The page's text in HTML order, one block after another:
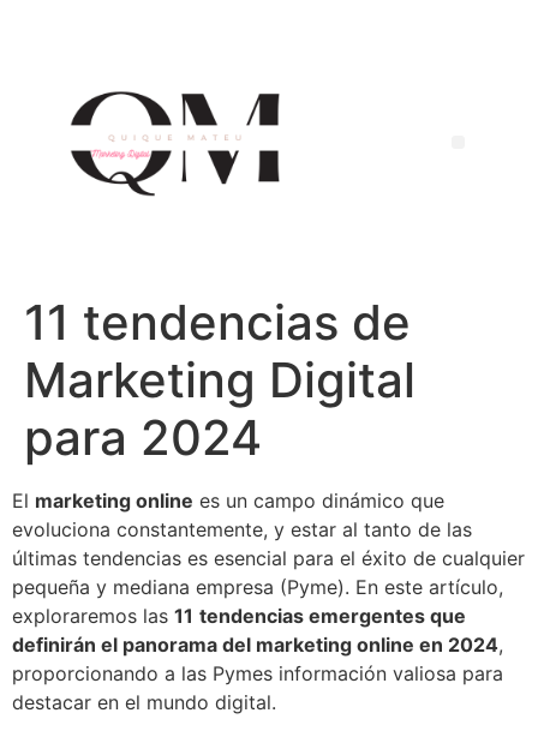
11 tendencias de
Marketing Digital
para 2024
El marketing online es un campo dinámico que
evoluciona constantemente, y estar al tanto de las
últimas tendencias es esencial para el éxito de cualquier
pequeña y mediana empresa (Pyme). En este artículo,
exploraremos las 11 tendencias emergentes que
definirán el panorama del marketing online en 2024,
proporcionando a las Pymes información valiosa para
destacar en el mundo digital.